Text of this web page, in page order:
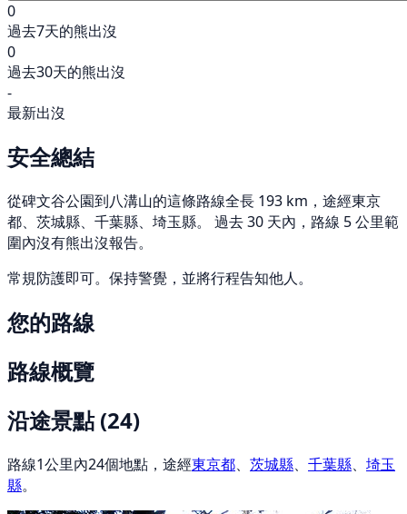
0
過去7天的熊出沒
0
過去30天的熊出沒
-
最新出沒
安全總結
從碑文谷公園到八溝山的這條路線全長 193 km，途經東京
都、茨城縣、千葉縣、埼玉縣。 過去 30 天內，路線 5 公里範
圍內沒有熊出沒報告。
常規防護即可。保持警覺，並將行程告知他人。
您的路線
路線概覽
沿途景點(24)
路線1公里內24個地點，途經東京都、 茨城縣、 千葉縣、 埼玉
縣。